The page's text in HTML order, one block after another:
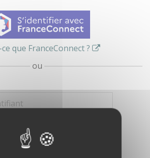
que FranceConnect ?
ou